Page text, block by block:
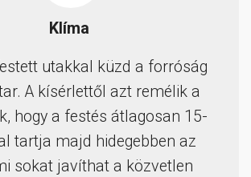
Klíma
utakkal küzd a forróság
A kísérlettől azt remélik a
hogy a festés átlagosan 15-
tartja majd hidegebben az
sokat javíthat a közvetlen